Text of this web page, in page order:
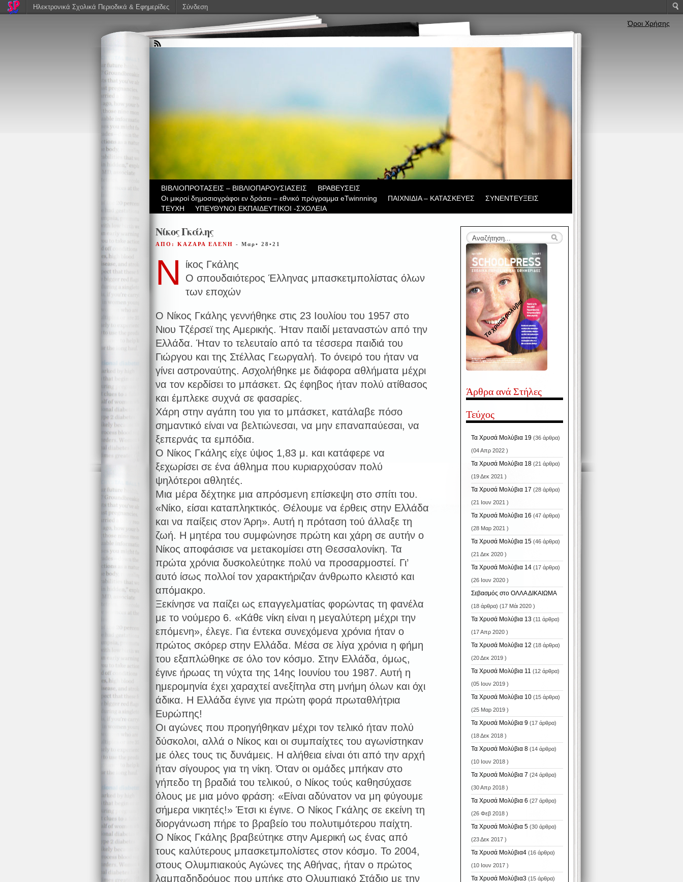
ΒIBΛΙΟΠΡΟΤΑΣΕΙΣ – ΒΙΒΛΙΟΠΑΡΟΥΣΙΑΣΕΙΣ
ΒΡΑΒΕΥΣΕΙΣ
Οι μικροί δημοσιογράφοι εν δράσει – εθνικό πρόγραμμα eTwinnning
ΠΑΙΧΝΙΔΙΑ – ΚΑΤΑΣΚΕΥΕΣ
ΣΥΝΕΝΤΕΥΞΕΙΣ
ΤΕΥΧΗ
ΥΠΕΥΘΥΝΟΙ ΕΚΠΑΙΔΕΥΤΙΚΟΙ -ΣΧΟΛΕΙΑ
Νίκος Γκάλης
ΑΠΟ: ΚΑΖΑΡΑ ΕΛΕΝΗ - Μαρ• 28•21
Ν
ίκος Γκάλης
Ο σπουδαιότερος Έλληνας μπασκετμπολίστας όλων
των εποχών
Ο Νίκος Γκάλης γεννήθηκε στις 23 Ιουλίου του 1957 στο
Νιου Τζέρσεϊ της Αμερικής. Ήταν παιδί μεταναστών από την
Ελλάδα. Ήταν το τελευταίο από τα τέσσερα παιδιά του
Γιώργου και της Στέλλας Γεωργαλή. Το όνειρό του ήταν να
γίνει αστροναύτης. Ασχολήθηκε με διάφορα αθλήματα μέχρι
να τον κερδίσει το μπάσκετ. Ως έφηβος ήταν πολύ ατίθασος
και έμπλεκε συχνά σε φασαρίες.
Χάρη στην αγάπη του για το μπάσκετ, κατάλαβε πόσο
σημαντικό είναι να βελτιώνεσαι, να μην επαναπαύεσαι, να
ξεπερνάς τα εμπόδια.
Ο Νίκος Γκάλης είχε ύψος 1,83 μ. και κατάφερε να
ξεχωρίσει σε ένα άθλημα που κυριαρχούσαν πολύ
ψηλότεροι αθλητές.
Μια μέρα δέχτηκε μια απρόσμενη επίσκεψη στο σπίτι του.
«Νίκο, είσαι καταπληκτικός. Θέλουμε να έρθεις στην Ελλάδα
και να παίξεις στον Άρη». Αυτή η πρόταση τού άλλαξε τη
ζωή. Η μητέρα του συμφώνησε πρώτη και χάρη σε αυτήν ο
Νίκος αποφάσισε να μετακομίσει στη Θεσσαλονίκη. Τα
πρώτα χρόνια δυσκολεύτηκε πολύ να προσαρμοστεί. Γι’
αυτό ίσως πολλοί τον χαρακτήριζαν άνθρωπο κλειστό και
απόμακρο.
Ξεκίνησε να παίζει ως επαγγελματίας φορώντας τη φανέλα
με το νούμερο 6. «Κάθε νίκη είναι η μεγαλύτερη μέχρι την
επόμενη», έλεγε. Για έντεκα συνεχόμενα χρόνια ήταν ο
πρώτος σκόρερ στην Ελλάδα. Μέσα σε λίγα χρόνια η φήμη
του εξαπλώθηκε σε όλο τον κόσμο. Στην Ελλάδα, όμως,
έγινε ήρωας τη νύχτα της 14ης Ιουνίου του 1987. Αυτή η
ημερομηνία έχει χαραχτεί ανεξίτηλα στη μνήμη όλων και όχι
άδικα. Η Ελλάδα έγινε για πρώτη φορά πρωταθλήτρια
Ευρώπης!
Οι αγώνες που προηγήθηκαν μέχρι τον τελικό ήταν πολύ
δύσκολοι, αλλά ο Νίκος και οι συμπαίχτες του αγωνίστηκαν
με όλες τους τις δυνάμεις. Η αλήθεια είναι ότι από την αρχή
ήταν σίγουρος για τη νίκη. Όταν οι ομάδες μπήκαν στο
γήπεδο τη βραδιά του τελικού, ο Νίκος τούς καθησύχασε
όλους με μια μόνο φράση: «Είναι αδύνατον να μη φύγουμε
σήμερα νικητές!» Έτσι κι έγινε. Ο Νίκος Γκάλης σε εκείνη τη
διοργάνωση πήρε το βραβείο του πολυτιμότερου παίχτη.
Ο Νίκος Γκάλης βραβεύτηκε στην Αμερική ως ένας από
τους καλύτερους μπασκετμπολίστες στον κόσμο. Το 2004,
στους Ολυμπιακούς Αγώνες της Αθήνας, ήταν ο πρώτος
λαμπαδηδρόμος που μπήκε στο Ολυμπιακό Στάδιο με την
Τα χρυσά μολύβια
Άρθρα ανά Στήλες
Τεύχος
Τα Χρυσά Μολύβια 19(36 άρθρα)
(04 Απρ 2022 )
Τα Χρυσά Μολύβια 18(21 άρθρα)
(19 Δεκ 2021 )
Τα Χρυσά Μολύβια 17 (28 άρθρα)
(21 Ιουν 2021 )
Τα Χρυσά Μολύβια 16 (47 άρθρα)
(28 Μαρ 2021 )
Τα Χρυσά Μολύβια 15(46 άρθρα)
(21 Δεκ 2020 )
Τα Χρυσά Μολύβια 14(17 άρθρα)
(26 Ιουν 2020 )
Σεβασμός στο ΟΛΛΑ ΔΙΚΑΙΩΜΑ
(18 άρθρα) (17 Μάι 2020 )
Τα Χρυσά Μολύβια 13(11 άρθρα)
(17 Απρ 2020 )
Τα Χρυσά Μολύβια 12 (18 άρθρα)
(20 Δεκ 2019 )
Τα Χρυσά Μολύβια 11 (12 άρθρα)
(05 Ιουν 2019 )
Τα Χρυσά Μολύβια 10(15 άρθρα)
(25 Μαρ 2019 )
Τα Χρυσά Μολύβια 9(17 άρθρα)
(18 Δεκ 2018 )
Τα Χρυσά Μολύβια 8(14 άρθρα)
(10 Ιουν 2018 )
Τα Χρυσά Μολύβια 7 (24 άρθρα)
(30 Απρ 2018 )
Τα Χρυσά Μολύβια 6 (27 άρθρα)
(26 Φεβ 2018 )
Τα Χρυσά Μολύβια 5(30 άρθρα)
(23 Δεκ 2017 )
Τα Χρυσά Μολύβια4(16 άρθρα)
(10 Ιουν 2017 )
Τα Χρυσά Μολύβια3(15 άρθρα)
Όροι Χρήσης
Ηλεκτρονικά Σχολικά Περιοδικά & Εφημερίδες Σύνδεση